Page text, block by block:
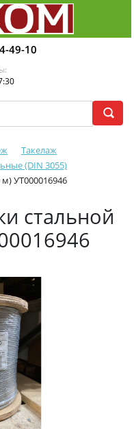
49-10
Такелаж
(DIN 3055)
УТ000016946
стальной